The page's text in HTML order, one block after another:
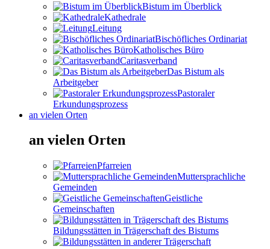
Bistum im Überblick
Kathedrale
Leitung
Bischöfliches Ordinariat
Katholisches Büro
Caritasverband
Das Bistum als
Arbeitgeber
Pastoraler
Erkundungsprozess
an vielen Orten
an vielen Orten
Pfarreien
Muttersprachliche
Gemeinden
Geistliche
Gemeinschaften
Bildungsstätten in Trägerschaft des Bistums